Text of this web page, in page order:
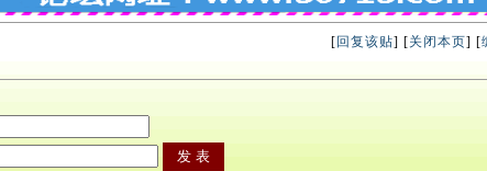
[ 回复该贴] [关闭本页] [